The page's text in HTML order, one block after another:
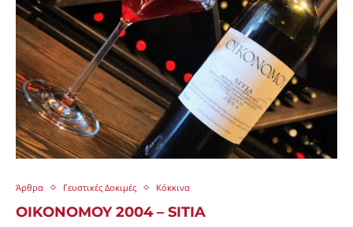
Άρθρα Γευστικές Δοκιμές Κόκκινα
OIKONOMOY 2004 – SITIA